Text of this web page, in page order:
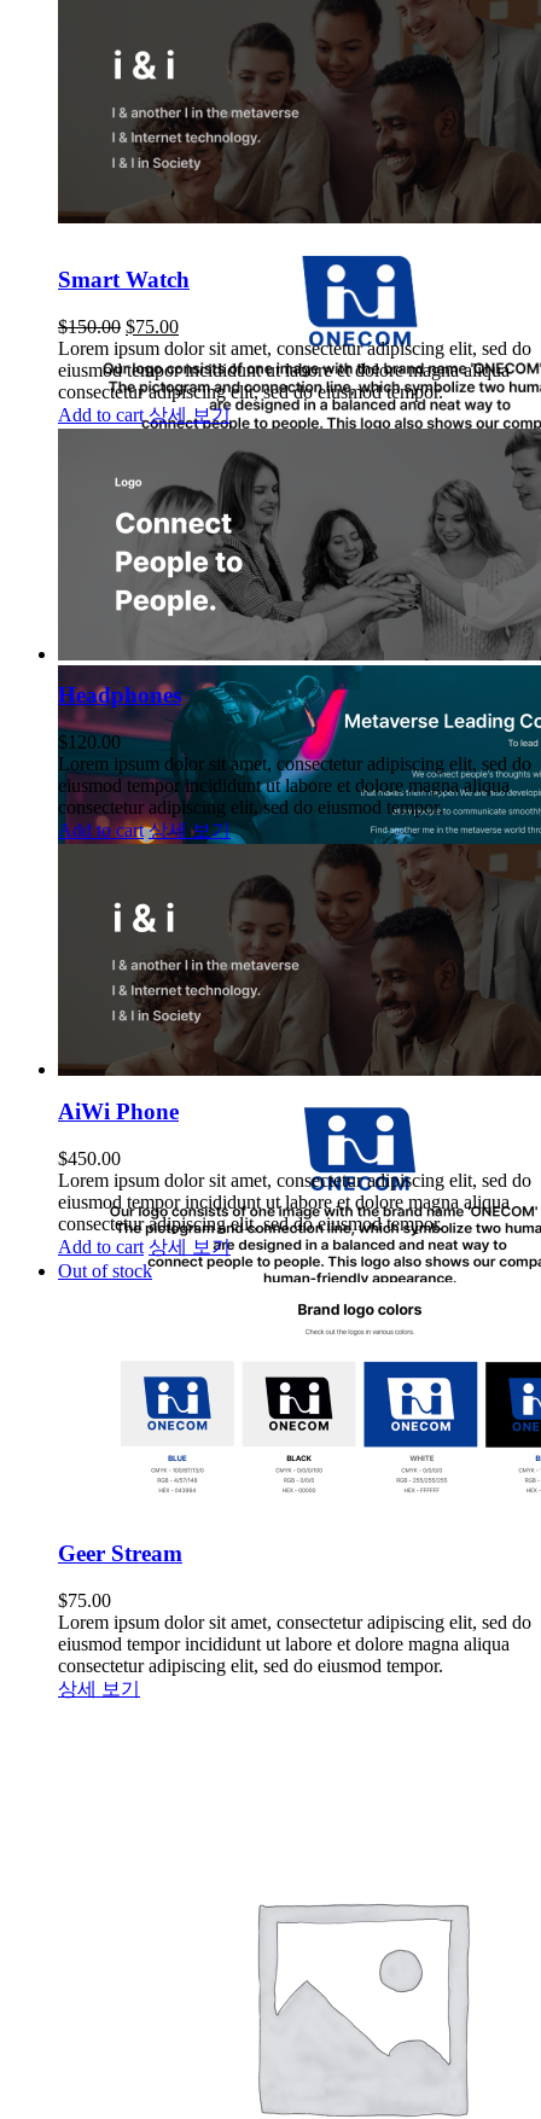
Smart Watch
$150.00 $75.00
Lorem ipsum dolor sit amet, consectetur adipiscing elit, sed do
eiusmod tempor incididunt ut labore et dolore magna aliqua
consectetur adipiscing elit, sed do eiusmod tempor.
Add to cart 상세 보기
Headphones
$120.00
Lorem ipsum dolor sit amet, consectetur adipiscing elit, sed do
eiusmod tempor incididunt ut labore et dolore magna aliqua
consectetur adipiscing elit, sed do eiusmod tempor.
Add to cart 상세 보기
AiWi Phone
$450.00
Lorem ipsum dolor sit amet, consectetur adipiscing elit, sed do
eiusmod tempor incididunt ut labore et dolore magna aliqua
consectetur adipiscing elit, sed do eiusmod tempor.
Add to cart 상세 보기
Out of stock
Geer Stream
$75.00
Lorem ipsum dolor sit amet, consectetur adipiscing elit, sed do
eiusmod tempor incididunt ut labore et dolore magna aliqua
consectetur adipiscing elit, sed do eiusmod tempor.
상세 보기